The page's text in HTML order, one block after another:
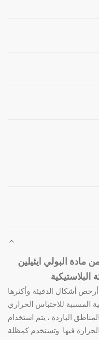
مادة البولي ايثيلين
البلاستيكية
أشكال الدفيئة وأكثرها
المسببة للاحتباس الحراري
الباردة ، يتم استخدام
فيها. وتستخدم كمظلة